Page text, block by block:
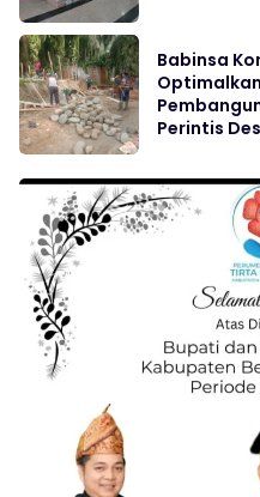
Babinsa
Perintis